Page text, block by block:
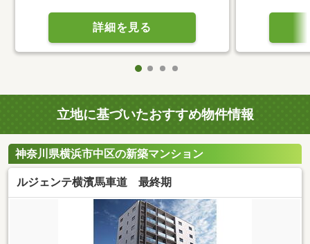
詳細を見る
立地に基づいたおすすめ物件情報
神奈川県横浜市中区の新築マンション
ルジェンテ横濱馬車道 最終期